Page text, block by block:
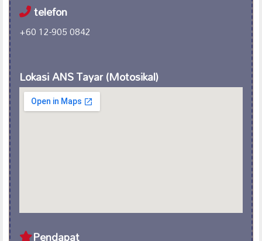
telefon
+60 12-905 0842
Lokasi ANS Tayar (Motosikal)